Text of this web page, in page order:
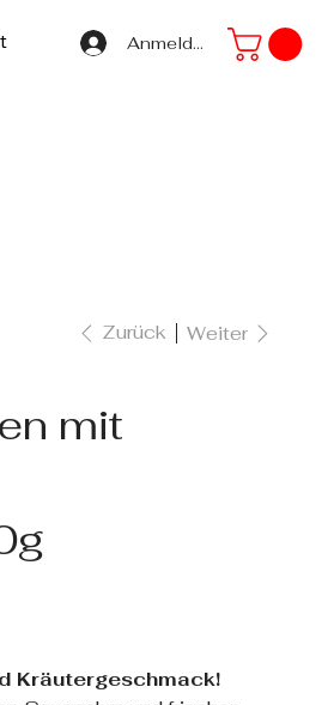
Anmelden
Zurück Weiter
mit
Kräutergeschmack!